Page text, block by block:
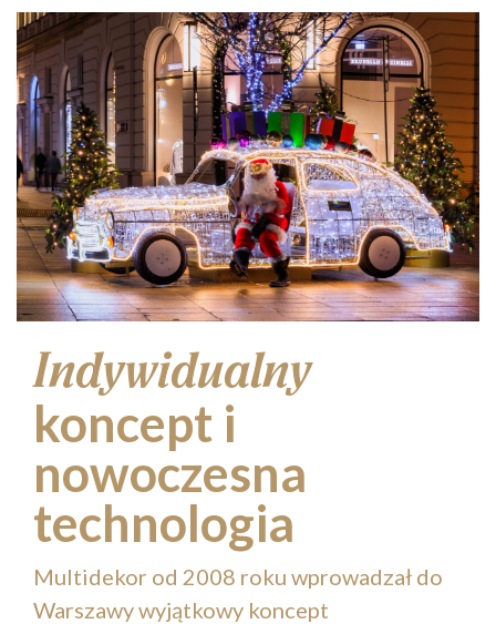
Indywidualny
koncept i
nowoczesna
technologia
Multidekor od 2008 roku wprowadzał do
Warszawy wyjątkowy koncept